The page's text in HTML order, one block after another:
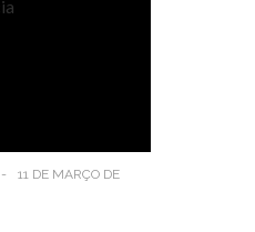
-
11 DE MARÇO DE